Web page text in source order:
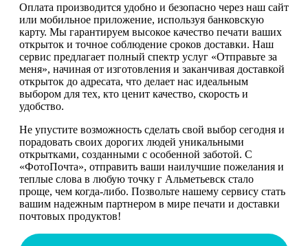
Оплата производится удобно и безопасно через наш сайт
или мобильное приложение, используя банковскую
карту. Мы гарантируем высокое качество печати ваших
открыток и точное соблюдение сроков доставки. Наш
сервис предлагает полный спектр услуг «Отправьте за
меня», начиная от изготовления и заканчивая доставкой
открыток до адресата, что делает нас идеальным
выбором для тех, кто ценит качество, скорость и
удобство.
Не упустите возможность сделать свой выбор сегодня и
порадовать своих дорогих людей уникальными
открытками, созданными с особенной заботой. С
«ФотоПочта», отправить ваши наилучшие пожелания и
теплые слова в любую точку г Альметьевск стало
проще, чем когда-либо. Позвольте нашему сервису стать
вашим надежным партнером в мире печати и доставки
почтовых продуктов!